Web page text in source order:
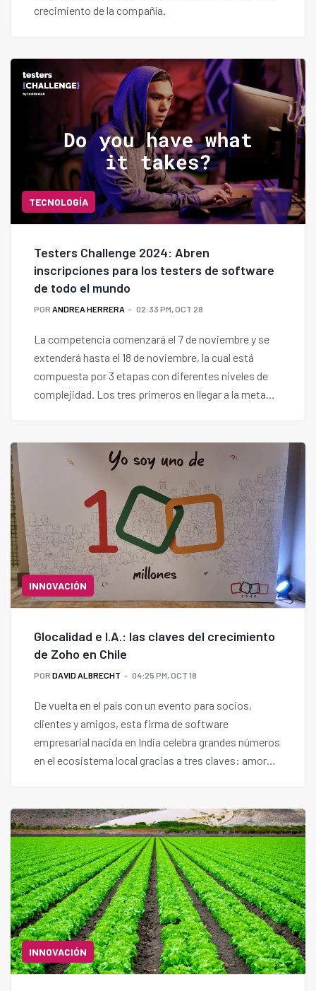
crecimiento de la compañía.
TECNOLOGÍA
Testers Challenge 2024: Abren
inscripciones para los testers de software
de todo el mundo
POR ANDREA HERRERA 02:33 PM, OCT 28
La competencia comenzará el 7 de noviembre y se
extenderá hasta el 18 de noviembre, la cual está
compuesta por 3 etapas con diferentes niveles de
complejidad. Los tres primeros en llegar a la meta
INNOVACIÓN
Glocalidad e I.A.: las claves del crecimiento
de Zoho en Chile
POR DAVID ALBRECHT 04:25 PM, OCT 18
De vuelta en el país con un evento para socios,
clientes y amigos, esta firma de software
empresarial nacida en India celebra grandes números
en el ecosistema local gracias a tres claves: amor
INNOVACIÓN